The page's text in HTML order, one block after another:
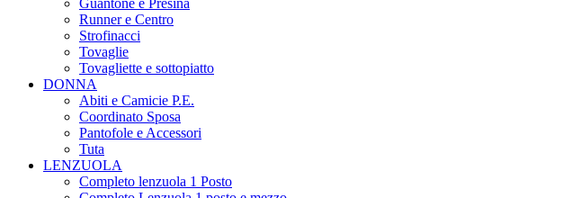
Guantone e Presina
Runner e Centro
Strofinacci
Tovaglie
Tovagliette e sottopiatto
DONNA
Abiti e Camicie P.E.
Coordinato Sposa
Pantofole e Accessori
Tuta
LENZUOLA
Completo lenzuola 1 Posto